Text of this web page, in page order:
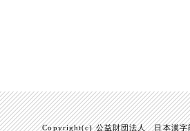
Copyright(c) 公益財団法人 日本漢